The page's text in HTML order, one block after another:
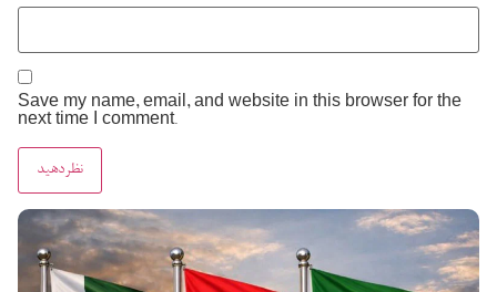
Save my name, email, and website in this browser for the
next time I comment.